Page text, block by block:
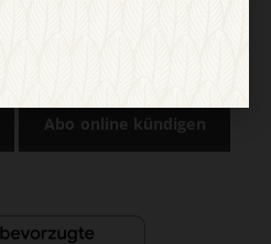
Abo online kündigen